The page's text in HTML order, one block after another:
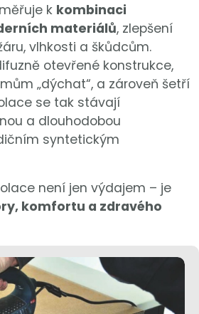
k kombinaci
materiálů, zlepšení
vlhkosti a škůdcům.
otevřené konstrukce,
„dýchat“, a zároveň šetří
se tak stávají
a dlouhodobou
syntetickým
není jen výdajem – je
komfortu a zdravého